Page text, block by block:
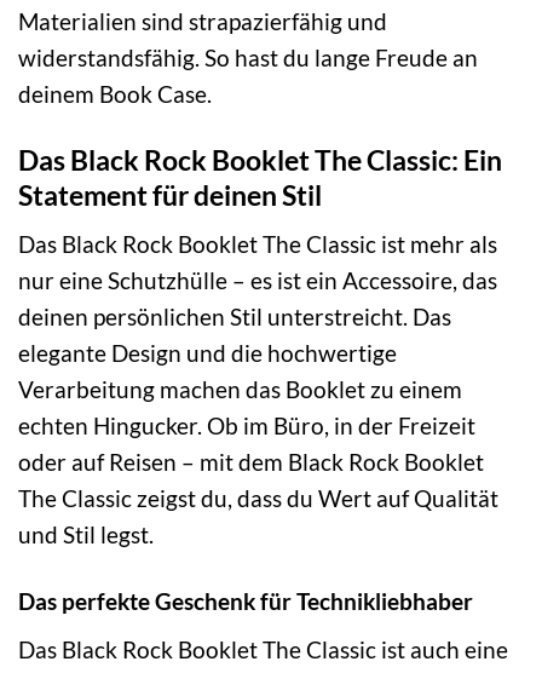
Materialien sind strapazierfähig und
widerstandsfähig. So hast du lange Freude an
deinem Book Case.
Das Black Rock Booklet The Classic: Ein
Statement für deinen Stil
Das Black Rock Booklet The Classic ist mehr als
nur eine Schutzhülle – es ist ein Accessoire, das
deinen persönlichen Stil unterstreicht. Das
elegante Design und die hochwertige
Verarbeitung machen das Booklet zu einem
echten Hingucker. Ob im Büro, in der Freizeit
oder auf Reisen – mit dem Black Rock Booklet
The Classic zeigst du, dass du Wert auf Qualität
und Stil legst.
Das perfekte Geschenk für Technikliebhaber
Das Black Rock Booklet The Classic ist auch eine